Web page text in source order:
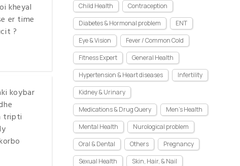
kheyal
er time
?
koybar
tripti
Child Health
Contraception
Diabetes & Hormonal problem
ENT
Eye & Vision
Fever / Common Cold
Fitness Expert
General Health
Hypertension & Heart diseases
Infertility
Kidney & Urinary
Medications & Drug Query
Men's Health
Mental Health
Nurological problem
Oral & Dental
Others
Pregnancy
Sexual Health
Skin, Hair, & Nail